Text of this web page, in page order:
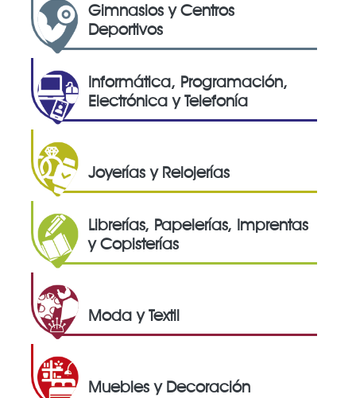
Gimnasios y Centros
Deportivos
Informática, Programación,
Electrónica y Telefonía
Joyerías y Relojerías
Librerías, Papelerías, Imprentas
y Copisterías
Moda y Textil
Muebles y Decoración